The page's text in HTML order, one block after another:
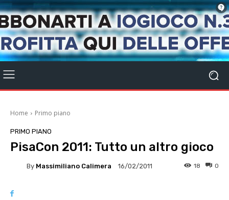
Home Primo piano
PRIMO PIANO
PisaCon 2011: Tutto un altro gioco
By Massimiliano Calimera 16/02/2011 0
18